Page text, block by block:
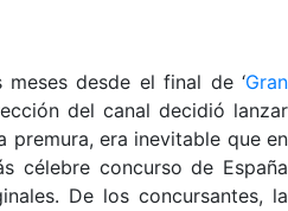
desde el final de ‘Gran
del canal decidió lanzar
premura, era inevitable que en
célebre concurso de España
De los concursantes, la